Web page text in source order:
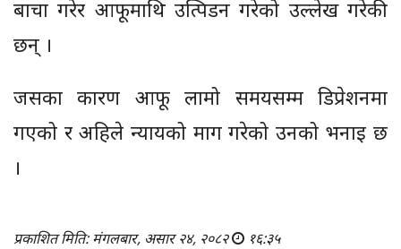
बाचा गरेर आफूमाथि उत्पिडन गरेको उल्लेख गरेकी
छन् ।
जसका कारण आफू लामो समयसम्म डिप्रेशनमा
गएको र अहिले न्यायको माग गरेको उनको भनाइ छ
।
प्रकाशित मिति: मंगलबार, असार २४, २०८२ १६:३५